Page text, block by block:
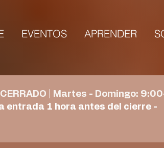
EVENTOS APRENDER
| Martes - Domingo:
entrada 1 hora antes del cierre -